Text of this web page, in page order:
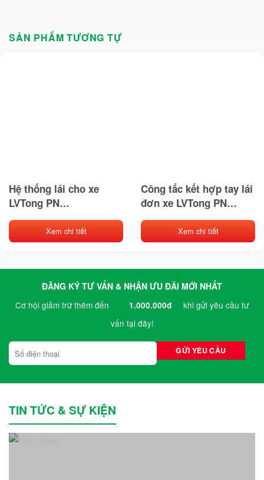
SẢN PHẨM TƯƠNG TỰ
Hệ thống lái cho xe
LVTong PN
3.01.004.070007
Xem chi tiết
Công tắc kết hợp tay lái
đơn xe LVTong PN
3.03.011.000025
Xem chi tiết
ĐĂNG KÝ TƯ VẤN & NHẬN ƯU ĐÃI MỚI NHẤT
Cơ hội giảm trừ thêm đến
1.000.000đ
khi gửi yêu cầu tư
vấn tại đây!
TIN TỨC & SỰ KIỆN